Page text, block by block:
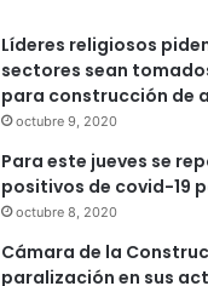
Líderes religiosos
sectores sean
para construcción de
octubre 9, 2020
Para este jueves se
positivos de covid-19
octubre 8, 2020
Cámara de la
paralización en sus